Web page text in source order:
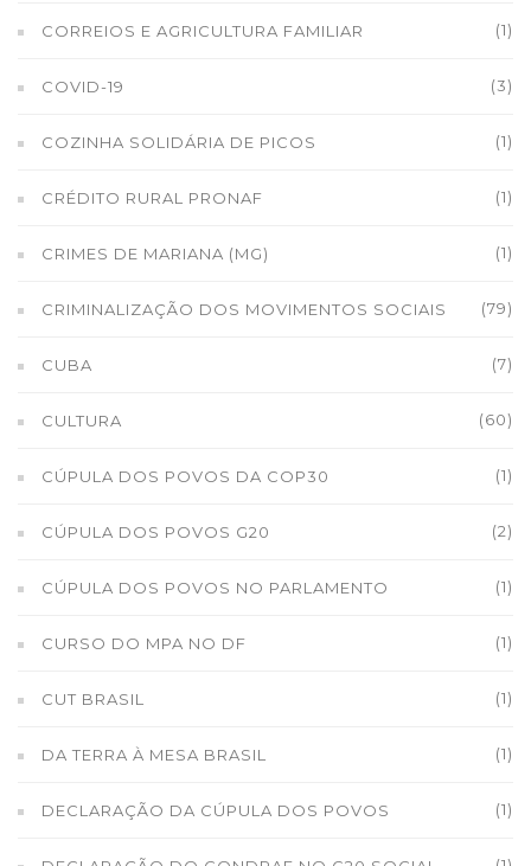
CORREIOS E AGRICULTURA FAMILIAR (1)
COVID-19 (3)
COZINHA SOLIDÁRIA DE PICOS (1)
CRÉDITO RURAL PRONAF (1)
CRIMES DE MARIANA (MG) (1)
CRIMINALIZAÇÃO DOS MOVIMENTOS SOCIAIS (79)
CUBA (7)
CULTURA (60)
CÚPULA DOS POVOS DA COP30 (1)
CÚPULA DOS POVOS G20 (2)
CÚPULA DOS POVOS NO PARLAMENTO (1)
CURSO DO MPA NO DF (1)
CUT BRASIL (1)
DA TERRA À MESA BRASIL (1)
DECLARAÇÃO DA CÚPULA DOS POVOS (1)